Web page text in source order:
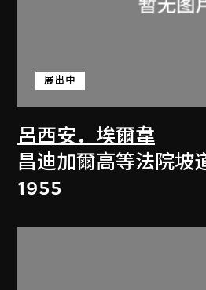
呂西安．埃爾韋
展出中
昌迪加爾高等法院坡
1955